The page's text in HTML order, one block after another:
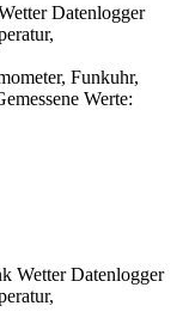
Datenlogger
Funkuhr,
Werte: